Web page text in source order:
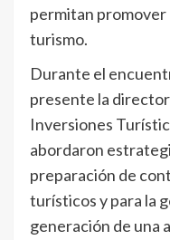
permitan promover
turismo.
Durante el
presente la
Inversiones
abordaron
preparación de
turísticos y para la
generación de una